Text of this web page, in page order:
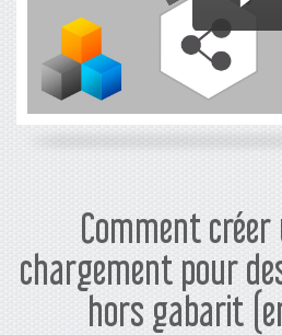
Comment
chargement pour
hors gabarit